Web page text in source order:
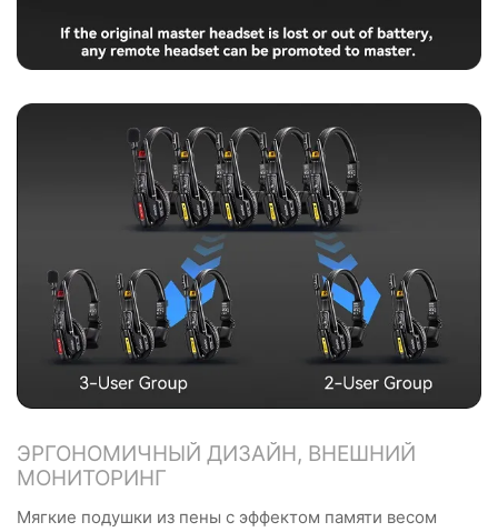
ЭРГОНОМИЧНЫЙ ДИЗАЙН, ВНЕШНИЙ
МОНИТОРИНГ
Мягкие подушки из пены с эффектом памяти весом